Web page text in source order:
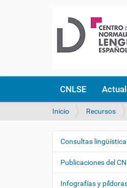
CNLSE
U
d
s
Inicio Recursos
N
e
Consultas
Publicaciones del
Infografías y